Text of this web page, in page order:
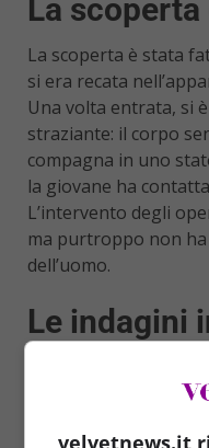
La
La scoperta è stata
si era recata
Una volta entrata, si
straziante: il corpo
compagna in uno
la giovane ha
L’intervento degli
ma purtroppo non
dell’uomo.
Le indagini
L’arma rinvenuta
cruciale: si tratta di
velvetnews.it